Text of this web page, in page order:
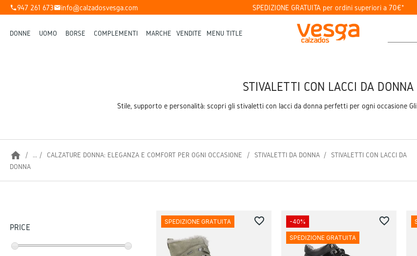
phone947 261 673mailinfo@calzadosvesga.com SPEDIZIONE GRATUITA per ordini superiori a 70€*
DONNE UOMO BORSE COMPLEMENTI MARCHE VENDITE MENU TITLE
STIVALETTI CON LACCI DA DONNA
Stile, supporto e personalità: scopri gli stivaletti con lacci da donna perfetti per ogni occasione
home ... CALZATURE DONNA: ELEGANZA E COMFORT PER OGNI OCCASIONE STIVALETTI DA DONNA
STIVALETTI CON LACCI DA
DONNA
PRICE
SPEDIZIONE GRATUITA favorite_border -40%
SPEDIZIONE GRATUITA
favorite_border